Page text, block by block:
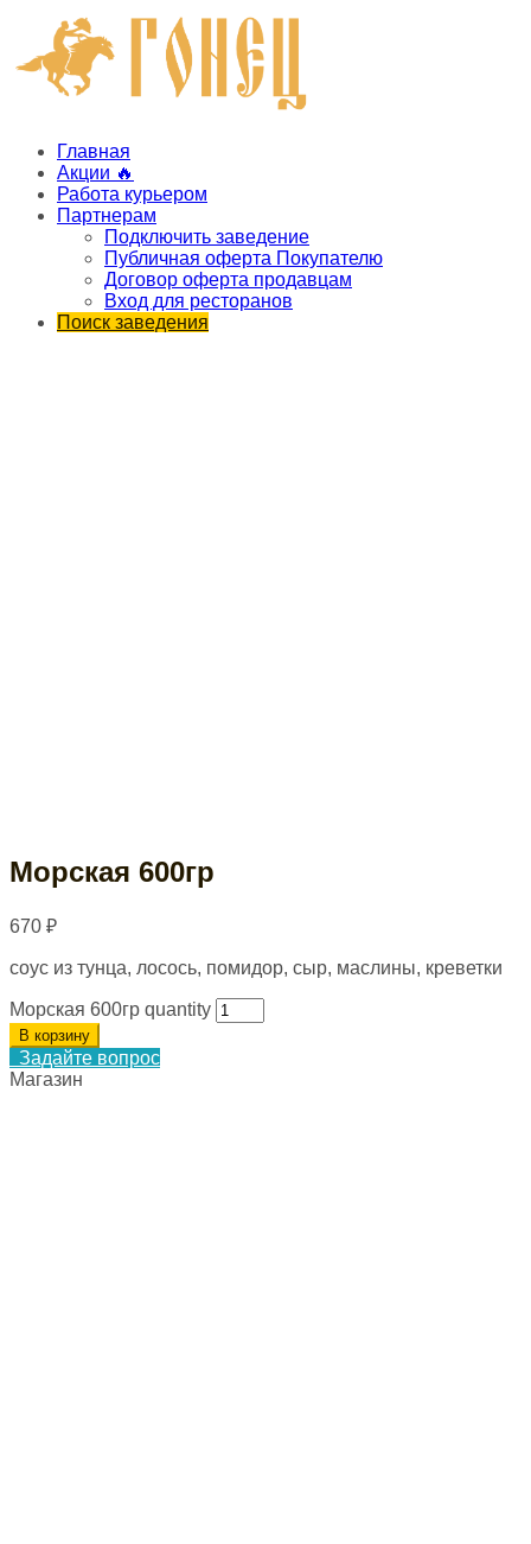
Главная
Акции 🔥
Работа курьером
Партнерам
Подключить заведение
Публичная оферта Покупателю
Договор оферта продавцам
Вход для ресторанов
Поиск заведения
Морская 600гр
670 ₽
соус из тунца, лосось, помидор, сыр, маслины, креветки
Морская 600гр quantity
В корзину
Задайте вопрос
Магазин